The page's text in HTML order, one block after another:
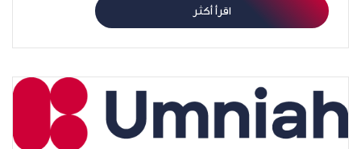
اقرأ أكثر